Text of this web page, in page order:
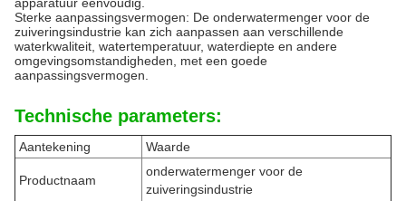
Sterke aanpassingsvermogen: De onderwatermenger voor de
zuiveringsindustrie kan zich aanpassen aan verschillende
waterkwaliteit, watertemperatuur, waterdiepte en andere
omgevingsomstandigheden, met een goede
aanpassingsvermogen.
Technische parameters:
Aantekening Waarde
Productnaam
onderwatermenger voor de
zuiveringsindustrie